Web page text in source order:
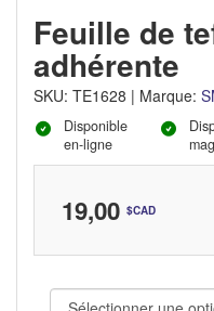
Feuille de
adhérente
SKU: TE1628 | Marque:
Disponible
en-ligne
19,00 $CAD